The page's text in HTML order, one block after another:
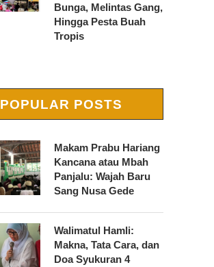
Bunga, Melintas Gang,
Hingga Pesta Buah
Tropis
POPULAR POSTS
Makam Prabu Hariang
Kancana atau Mbah
Panjalu: Wajah Baru
Sang Nusa Gede
Walimatul Hamli:
Makna, Tata Cara, dan
Doa Syukuran 4